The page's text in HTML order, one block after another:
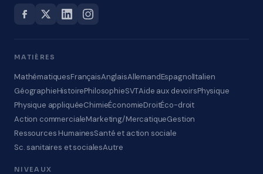
MATIÈRES
MathématiquesFrançaisAnglaisAllemandEspagnolItalien
GéographieHistoirePhilosophieSVTAide aux devoirsPhysique
Physique appliquéeChimieÉconomieDroitÉco-droit
Action commercialeMarketing/MercatiqueGestion
Ressources HumainesSanté et action sociale
Sc. sanitaires et socialesAutre
NIVEAUX